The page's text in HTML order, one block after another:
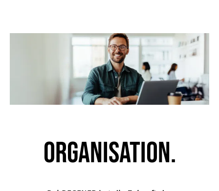
Organisation.